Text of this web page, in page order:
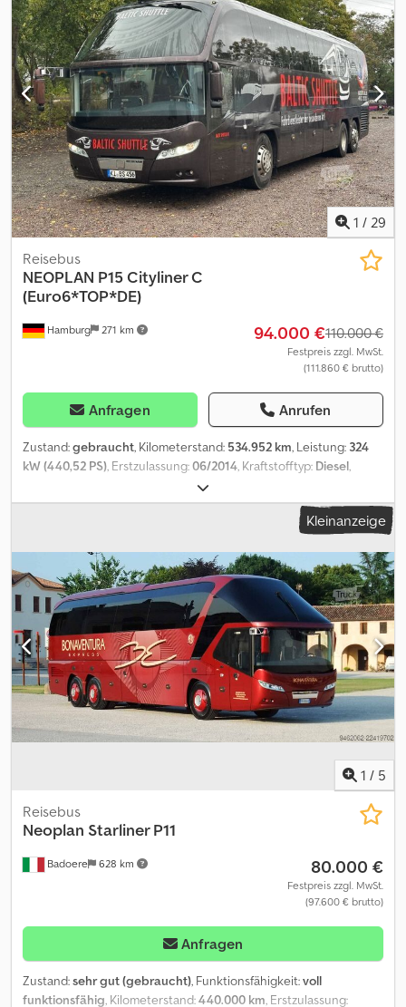
1 / 29
Hamburg 271 km
Reisebus
NEOPLAN P15 Cityliner C
(Euro6*TOP*DE)
94.000 €110.000 €
Festpreis zzgl. MwSt.
(111.860 € brutto)
Anfragen Anrufen
Zustand:gebraucht, Kilometerstand: 534.952 km, Leistung: 324
kW (440,52 PS) , Erstzulassung:06/2014 , Kraftstofftyp: Diesel
, Getriebetyp:
Emissionsklasse:Euro6, Farbe:Braun, Bremsen:Retarder, Baujahr:
ABS, Bordküche, Elektronisches
, Neoplan P15 Cityliner 1. Hand, -Fahrzeug , 50 Schlafsitze,
Automatik, Euro 6, Klimaanlage, WC. Tauschen und
Inzahlungnahme möglich. Chjdpfx Ajxrx Rpsfnja Wulmstorfer Str.
70 DE-21629 Neu Wulmstorf Netto: 110.000Euro vom Optischen
und Technischen Zustand überzeugen Sie sich selbst vor Ort. Wir
unterstützen Sie beim Export Originale Datenbestätigung zur
Länder-Homolagation, Lieferantenerklärung, Erstellung der
Ausfuhrpapiere, Zollkennzeichen wenn erforderlich -eine
Besichtigung und Probefahrt ist jederzeit, auch am Wochenende,
nach telefonischer Absprache möglich ! Inzahlungnahme und
Kleinanzeige
1 / 5
Badoere 628 km
Reisebus
Neoplan Starliner P11
80.000 €
Festpreis zzgl. MwSt.
(97.600 € brutto)
Anfragen
Zustand:sehr gut (gebraucht), Funktionsfähigkeit:voll
funktionsfähig, Kilometerstand:440.000 km, Erstzulassung: